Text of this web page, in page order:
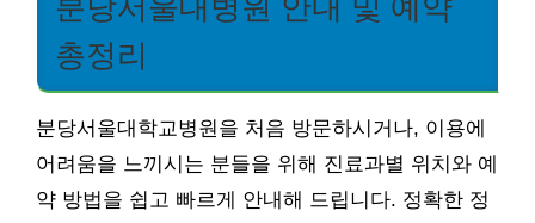
분당서울대병원 안내 및 예약
총정리
분당서울대학교병원을 처음 방문하시거나, 이용에
어려움을 느끼시는 분들을 위해 진료과별 위치와 예
약 방법을 쉽고 빠르게 안내해 드립니다. 정확한 정